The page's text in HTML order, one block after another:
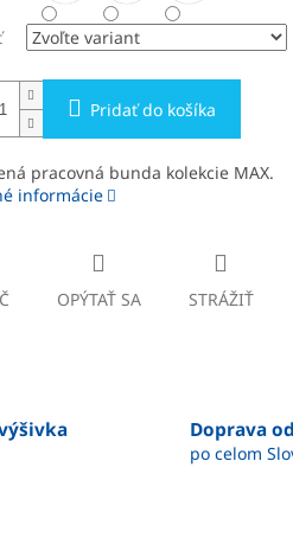
Pridať do košíka
pracovná bunda kolekcie MAX.
informácie
OPÝTAŤ SA STRÁŽIŤ
Doprava
po celom